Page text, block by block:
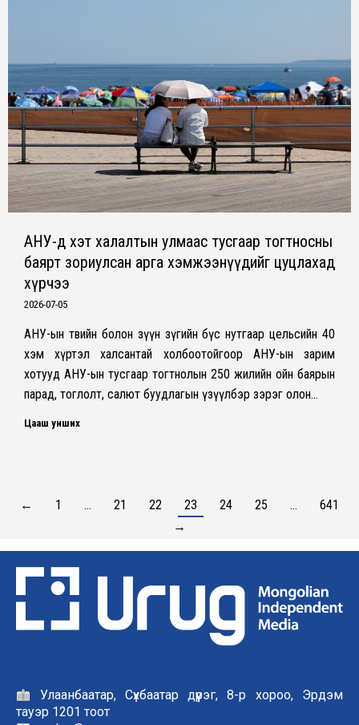
АНУ-д хэт халалтын улмаас тусгаар тогтносны
баярт зориулсан арга хэмжээнүүдийг цуцлахад
хүрчээ
2026-07-05
АНУ-ын төвийн болон зүүн зүгийн бүс нутгаар цельсийн 40
хэм хүртэл халсантай холбоотойгоор АНУ-ын зарим
хотууд АНУ-ын тусгаар тогтнолын 250 жилийн ойн баярын
парад, тоглолт, салют буудлагын үзүүлбэр зэрэг олон…
Цааш унших
← 1 … 21 22 23 24 25 …
641
→
Улаанбаатар, Сүхбаатар дүүрэг, 8-р хороо, Эрдэм
тауэр 1201 тоот